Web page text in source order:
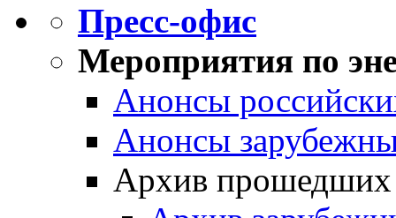
Пресс-офис
Мероприятия по
Анонсы
Анонсы
Архив прошедших